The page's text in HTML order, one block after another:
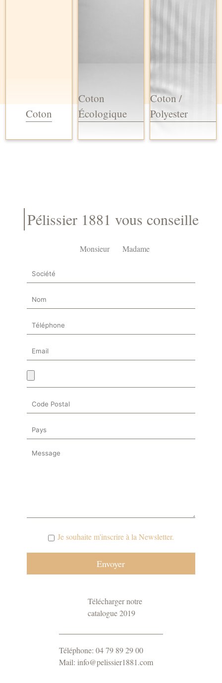
Coton
Coton
Écologique
Coton /
Polyester
Pélissier 1881 vous conseille
Monsieur Madame
Je souhaite m'inscrire à la Newsletter.
Télécharger notre
catalogue 2019
Téléphone: 04 79 89 29 00
Mail: info@pelissier1881.com